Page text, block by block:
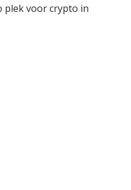
plek voor crypto in